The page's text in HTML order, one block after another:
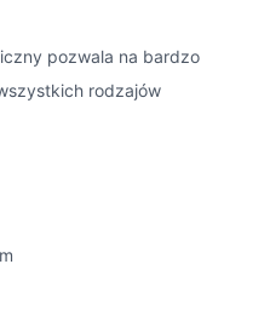
pozwala na bardzo
rodzajów